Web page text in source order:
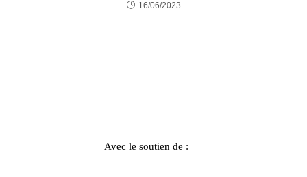
16/06/2023
Avec le soutien de :